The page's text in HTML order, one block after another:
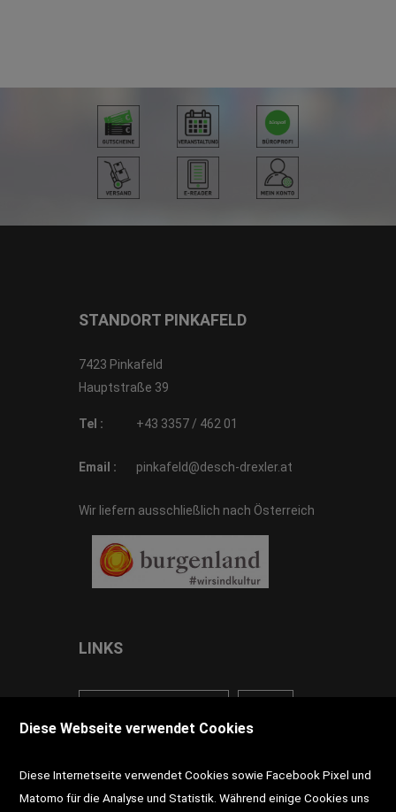
STANDORT PINKAFELD
7423 Pinkafeld
Hauptstraße 39
Tel : +43 3357 / 462 01
Email : pinkafeld@desch-drexler.at
Wir liefern ausschließlich nach Österreich
LINKS
Diese Webseite verwendet Cookies
Diese Internetseite verwendet Cookies sowie Facebook Pixel und
Matomo für die Analyse und Statistik. Während einige Cookies uns